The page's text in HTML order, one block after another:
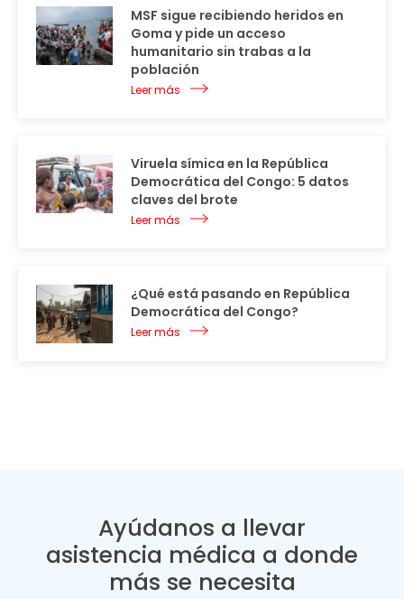
MSF sigue recibiendo heridos en
Goma y pide un acceso
humanitario sin trabas a la
población
Leer más
Viruela símica en la República
Democrática del Congo: 5 datos
claves del brote
Leer más
¿Qué está pasando en República
Democrática del Congo?
Leer más
Ayúdanos a llevar
asistencia médica a donde
más se necesita